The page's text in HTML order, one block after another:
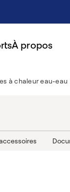
À propos
à chaleur eau-eau